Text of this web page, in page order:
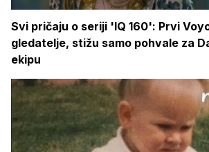
Svi pričaju o seriji 'IQ 160': Prvi
gledatelje, stižu samo pohvale za
ekipu